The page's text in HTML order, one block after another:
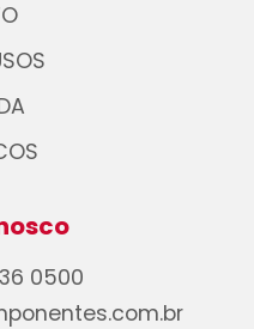
0500